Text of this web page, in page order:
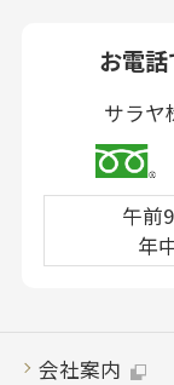
お電
サラヤ
午前
年
会社案内